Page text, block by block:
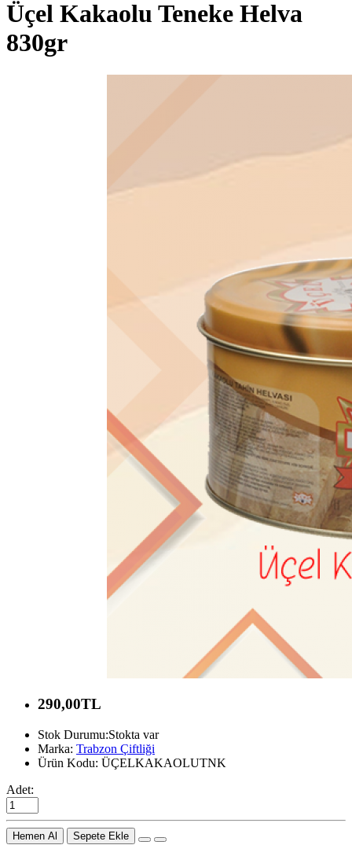
Üçel Kakaolu Teneke Helva
830gr
290,00TL
Stok Durumu:Stokta var
Marka: Trabzon Çiftliği
Ürün Kodu: ÜÇELKAKAOLUTNK
Adet:
Sepete Ekle